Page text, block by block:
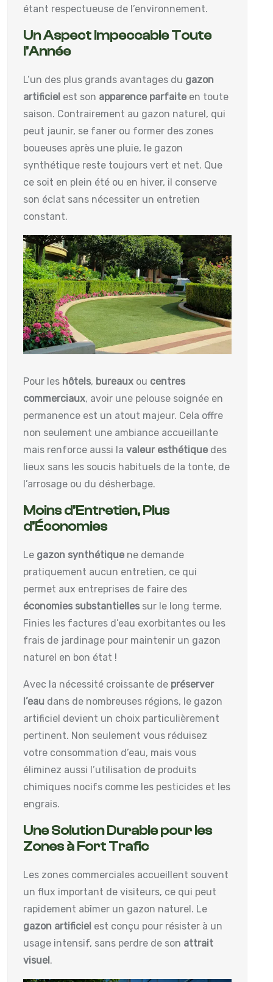
étant respectueuse de l’environnement.
Un Aspect Impeccable Toute
l’Année
L’un des plus grands avantages du gazon
artificiel est son apparence parfaite en toute
saison. Contrairement au gazon naturel, qui
peut jaunir, se faner ou former des zones
boueuses après une pluie, le gazon
synthétique reste toujours vert et net. Que
ce soit en plein été ou en hiver, il conserve
son éclat sans nécessiter un entretien
constant.
Pour les hôtels, bureaux ou centres
commerciaux, avoir une pelouse soignée en
permanence est un atout majeur. Cela offre
non seulement une ambiance accueillante
mais renforce aussi la valeur esthétique des
lieux sans les soucis habituels de la tonte, de
l’arrosage ou du désherbage.
Moins d’Entretien, Plus
d’Économies
Le gazon synthétique ne demande
pratiquement aucun entretien, ce qui
permet aux entreprises de faire des
économies substantielles sur le long terme.
Finies les factures d’eau exorbitantes ou les
frais de jardinage pour maintenir un gazon
naturel en bon état !
Avec la nécessité croissante de préserver
l’eau dans de nombreuses régions, le gazon
artificiel devient un choix particulièrement
pertinent. Non seulement vous réduisez
votre consommation d’eau, mais vous
éliminez aussi l’utilisation de produits
chimiques nocifs comme les pesticides et les
engrais.
Une Solution Durable pour les
Zones à Fort Trafic
Les zones commerciales accueillent souvent
un flux important de visiteurs, ce qui peut
rapidement abîmer un gazon naturel. Le
gazon artificiel est conçu pour résister à un
usage intensif, sans perdre de son attrait
visuel.